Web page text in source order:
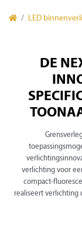
LED
DE
verlichting voor
compact-
realiseert verlichting